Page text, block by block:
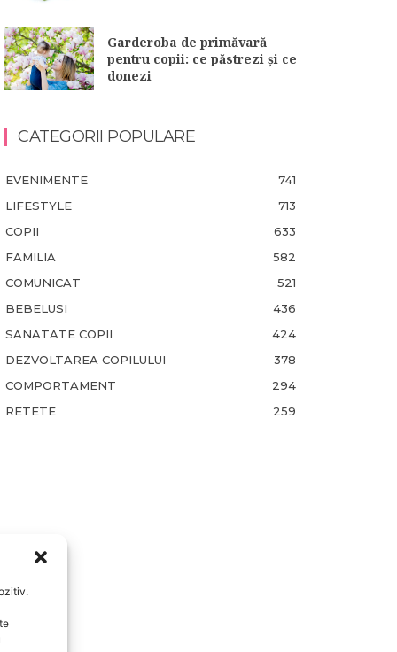
Garderoba de primăvară
pentru copii: ce păstrezi și ce
donezi
CATEGORII POPULARE
EVENIMENTE
741
LIFESTYLE
713
COPII
633
FAMILIA
582
COMUNICAT
521
BEBELUSI
436
SANATATE COPII
424
DEZVOLTAREA COPILULUI
378
COMPORTAMENT
294
RETETE
259